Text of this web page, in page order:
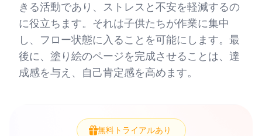
きる活動であり、ストレスと不安を軽減するの
に役立ちます。それは子供たちが作業に集中
し、フロー状態に入ることを可能にします。最
後に、塗り絵のページを完成させることは、達
成感を与え、自己肯定感を高めます。
無料トライアルあり